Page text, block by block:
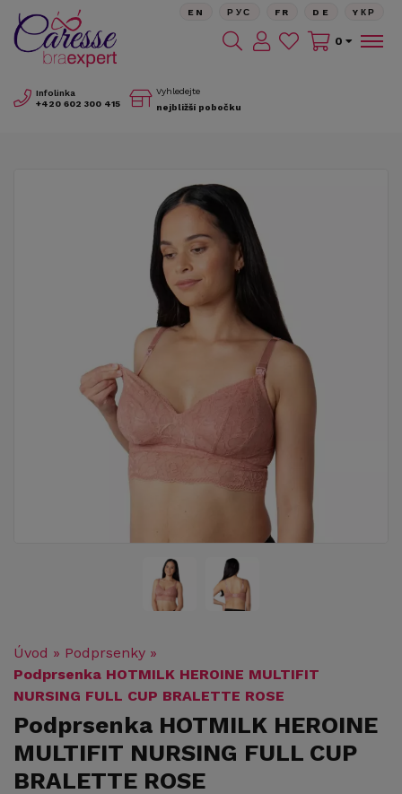
Infolinka
+420 602 300 415
Vyhledejte
nejbližší pobočku
EN РУС FR DE YКР
0
Úvod » Podprsenky »
Podprsenka HOTMILK HEROINE MULTIFIT
NURSING FULL CUP BRALETTE ROSE
Podprsenka HOTMILK HEROINE
MULTIFIT NURSING FULL CUP
BRALETTE ROSE